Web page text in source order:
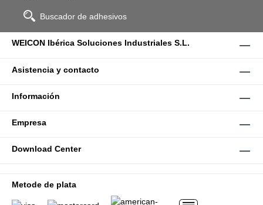
Buscador de adhesivos
WEICON Ibérica Soluciones Industriales S.L.
Asistencia y contacto
Información
Empresa
Download Center
Metode de plata